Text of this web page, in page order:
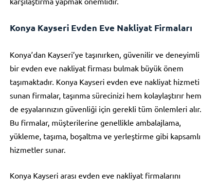
Konya Kayseri Evden Eve Nakliyat Firmaları
Konya’dan Kayseri’ye taşınırken, güvenilir ve deneyimli
bir evden eve nakliyat firması bulmak büyük önem
taşımaktadır. Konya Kayseri evden eve nakliyat hizmeti
sunan firmalar, taşınma sürecinizi hem kolaylaştırır hem
de eşyalarınızın güvenliği için gerekli tüm önlemleri alır.
Bu firmalar, müşterilerine genellikle ambalajlama,
yükleme, taşıma, boşaltma ve yerleştirme gibi kapsamlı
hizmetler sunar.
Konya Kayseri arası evden eve nakliyat firmalarını